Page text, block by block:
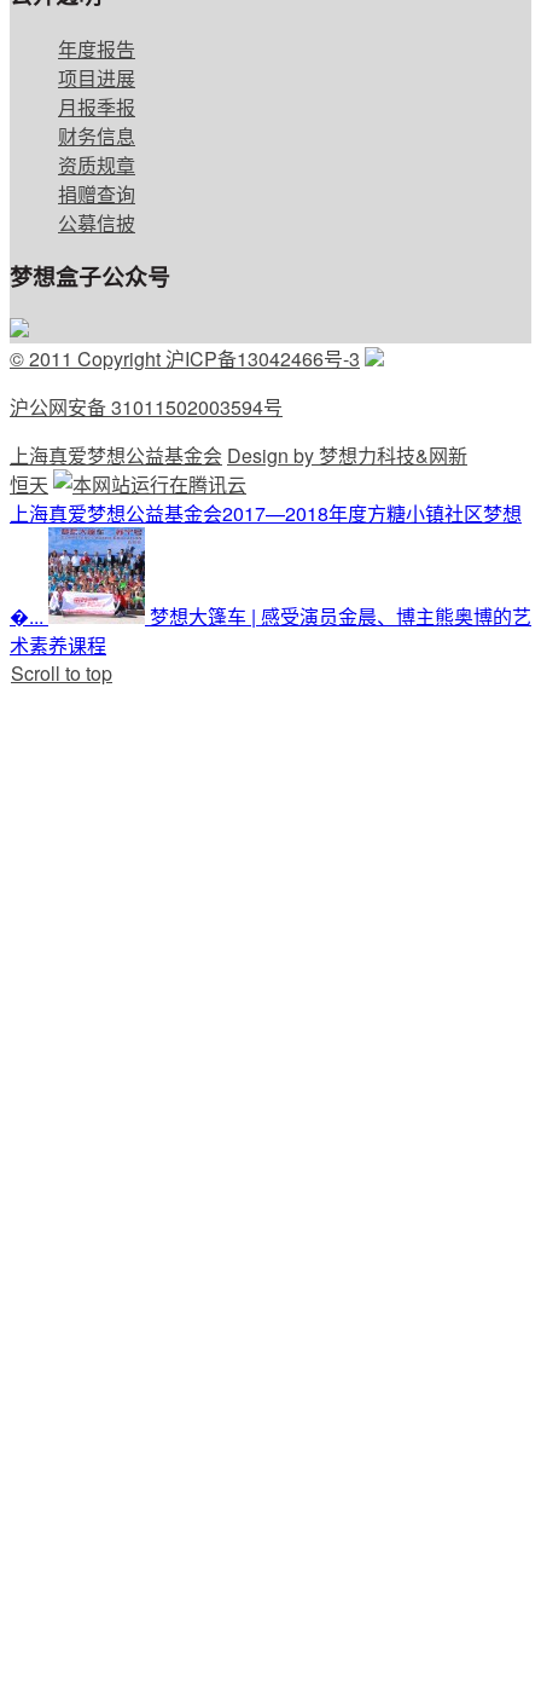
年度报告
项目进展
月报季报
财务信息
资质规章
捐赠查询
公募信披
梦想盒子公众号
© 2011 Copyright 沪ICP备13042466号-3
沪公网安备 31011502003594号
上海真爱梦想公益基金会 Design by 梦想力科技&网新
恒天
上海真爱梦想公益基金会2017—2018年度方糖小镇社区梦想
�...
梦想大篷车 | 感受演员金晨、博主熊奥博的艺
术素养课程
Scroll to top